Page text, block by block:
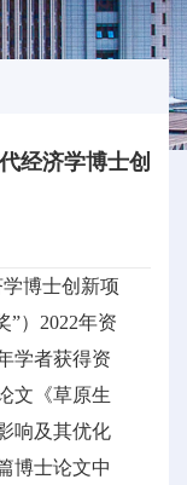
经济学博士创
博士创新项
”）2022年资
学者获得资
文《草原生
响及其优化
博士论文中